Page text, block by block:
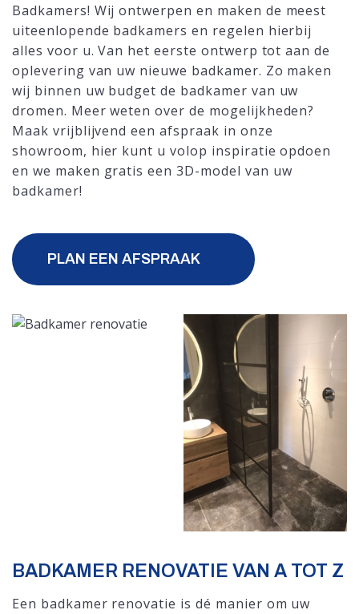
Badkamers! Wij ontwerpen en maken de meest
uiteenlopende badkamers en regelen hierbij
alles voor u. Van het eerste ontwerp tot aan de
oplevering van uw nieuwe badkamer. Zo maken
wij binnen uw budget de badkamer van uw
dromen. Meer weten over de mogelijkheden?
Maak vrijblijvend een afspraak in onze
showroom, hier kunt u volop inspiratie opdoen
en we maken gratis een 3D-model van uw
badkamer!
PLAN EEN AFSPRAAK
BADKAMER RENOVATIE VAN A TOT Z
Een badkamer renovatie is dé manier om uw